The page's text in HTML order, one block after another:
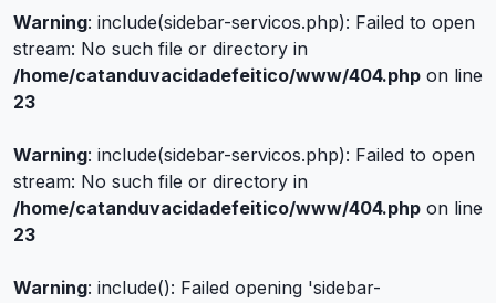
Warning: include(sidebar-servicos.php): Failed to open
stream: No such file or directory in
/home/catanduvacidadefeitico/www/404.php on line
23
Warning: include(sidebar-servicos.php): Failed to open
stream: No such file or directory in
/home/catanduvacidadefeitico/www/404.php on line
23
Warning: include(): Failed opening 'sidebar-